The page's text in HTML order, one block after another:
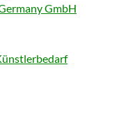
GmbH